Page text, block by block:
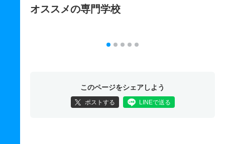
オススメの専門学校
このページをシェアしよう
ポストする LINEで送る